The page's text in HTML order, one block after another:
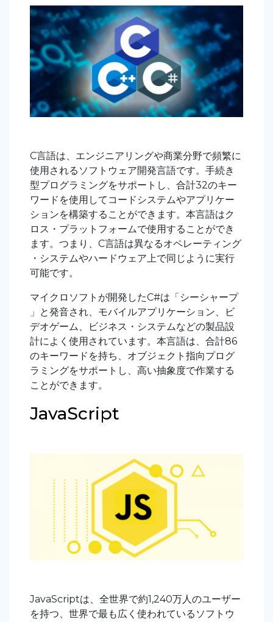
C言語は、エンジニアリングや商業分野で頻繁に
使用されるソフトウェア開発言語です。手続き
型プログラミングをサポートし、合計32のキー
ワードを使用してコードシステムやアプリケー
ションを構築することができます。本言語はク
ロス・プラットフォームで使用することができ
ます。つまり、C言語は異なるオペレーティング
・システムやハードウェア上で同じように実行
可能です。
マイクロソフトが開発したC#は「シーシャープ
」と発音され、モバイルアプリケーション、ビ
デオゲーム、ビジネス・システムなどの製品設
計によく使用されています。本言語は、合計86
のキーワードを持ち、オブジェクト指向プログ
ラミングをサポートし、高い抽象度で作業する
ことができます。
JavaScript
JavaScriptは、全世界で約1,240万人のユーザー
を持つ、世界で最も広く使われているソフトウ